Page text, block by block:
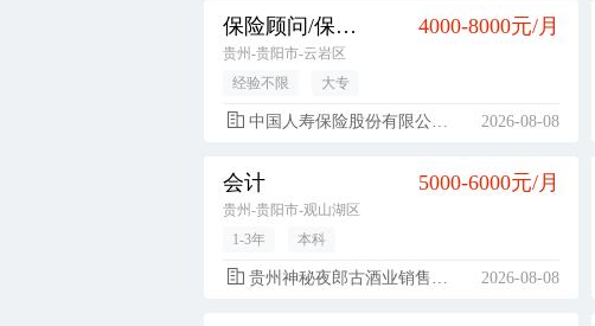
保险顾问/保险经纪人 4000-8000元/月
贵州-贵阳市-云岩区
经验不限
大专
中国人寿保险股份有限公司贵阳市都司支公司 2026-08-08
会计 5000-6000元/月
贵州-贵阳市-观山湖区
1-3年
本科
贵州神秘夜郎古酒业销售有限公司 2026-08-08